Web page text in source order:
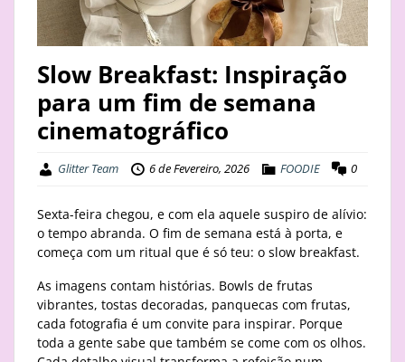
Slow Breakfast: Inspiração
para um fim de semana
cinematográfico
Glitter Team 6 de Fevereiro, 2026 FOODIE 0
Sexta-feira chegou, e com ela aquele suspiro de alívio:
o tempo abranda. O fim de semana está à porta, e
começa com um ritual que é só teu: o slow breakfast.
As imagens contam histórias. Bowls de frutas
vibrantes, tostas decoradas, panquecas com frutas,
cada fotografia é um convite para inspirar. Porque
toda a gente sabe que também se come com os olhos.
STAY
BUSINESS
ABOUT